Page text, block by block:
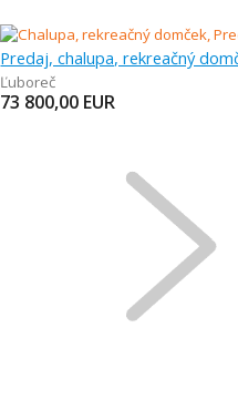
Predaj, chalupa, rekreačný
Ľuboreč
73 800,00 EUR